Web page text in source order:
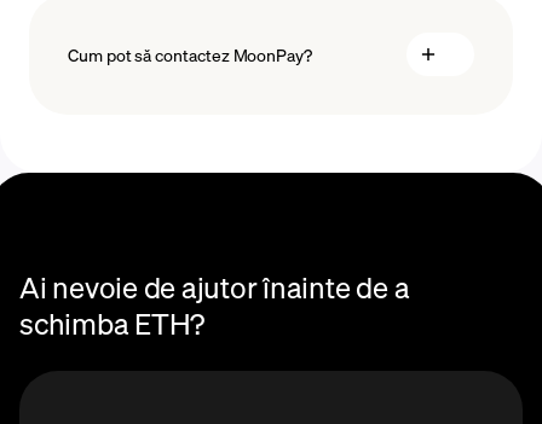
Cum pot să contactez MoonPay?
Ai nevoie de ajutor înainte de a
schimba ETH?